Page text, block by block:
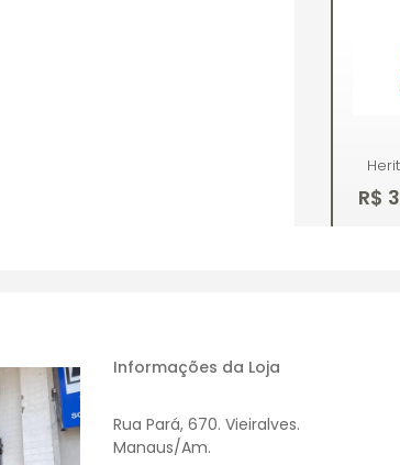
R$
Informações da Loja
Rua Pará, 670. Vieiralves.
Manaus/Am.